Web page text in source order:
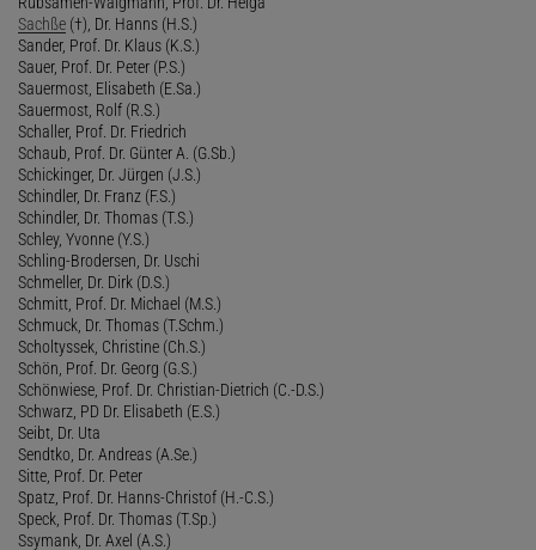
Sachße (†), Dr. Hanns (H.S.)
Sander, Prof. Dr. Klaus (K.S.)
Sauer, Prof. Dr. Peter (P.S.)
Sauermost, Elisabeth (E.Sa.)
Sauermost, Rolf (R.S.)
Schaller, Prof. Dr. Friedrich
Schaub, Prof. Dr. Günter A. (G.Sb.)
Schickinger, Dr. Jürgen (J.S.)
Schindler, Dr. Franz (F.S.)
Schindler, Dr. Thomas (T.S.)
Schley, Yvonne (Y.S.)
Schling-Brodersen, Dr. Uschi
Schmeller, Dr. Dirk (D.S.)
Schmitt, Prof. Dr. Michael (M.S.)
Schmuck, Dr. Thomas (T.Schm.)
Scholtyssek, Christine (Ch.S.)
Schön, Prof. Dr. Georg (G.S.)
Schönwiese, Prof. Dr. Christian-Dietrich (C.-D.S.)
Schwarz, PD Dr. Elisabeth (E.S.)
Seibt, Dr. Uta
Sendtko, Dr. Andreas (A.Se.)
Sitte, Prof. Dr. Peter
Spatz, Prof. Dr. Hanns-Christof (H.-C.S.)
Speck, Prof. Dr. Thomas (T.Sp.)
Ssymank, Dr. Axel (A.S.)